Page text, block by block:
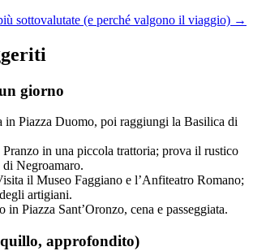
sottovalutate (e perché valgono il viaggio) →
giorno
in Piazza Duomo, poi raggiungi la Basilica di
in una piccola trattoria; prova il rustico
Negroamaro.
il Museo Faggiano e l’Anfiteatro Romano;
artigiani.
in Piazza Sant’Oronzo, cena e passeggiata.
approfondito)